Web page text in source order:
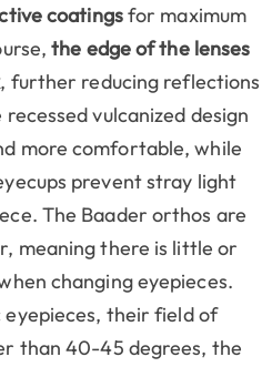
coatingsfor maximum
the edge of the lenses
, further reducing reflections
vulcanized design
more comfortable, while
prevent stray light
The Baader orthos are
meaning there is little or
changing eyepieces.
their field of
than 40-45 degrees, the